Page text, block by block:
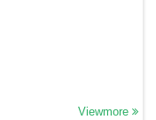
Viewmore